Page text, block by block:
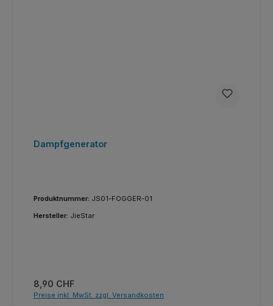
Dampfgenerator
Produktnummer: JS01-FOGGER-01
Hersteller: JieStar
Regulärer Preis:
8,90 CHF
Preise inkl. MwSt. zzgl. Versandkosten